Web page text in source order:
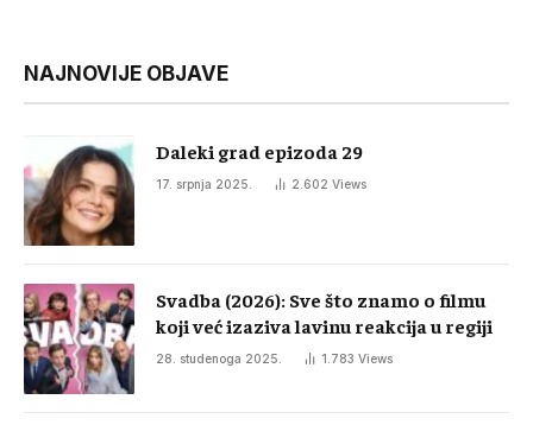
NAJNOVIJE OBJAVE
Daleki grad epizoda 29
17. srpnja 2025. 2.602 Views
Svadba (2026): Sve što znamo o filmu
koji već izaziva lavinu reakcija u regiji
28. studenoga 2025. 1.783 Views